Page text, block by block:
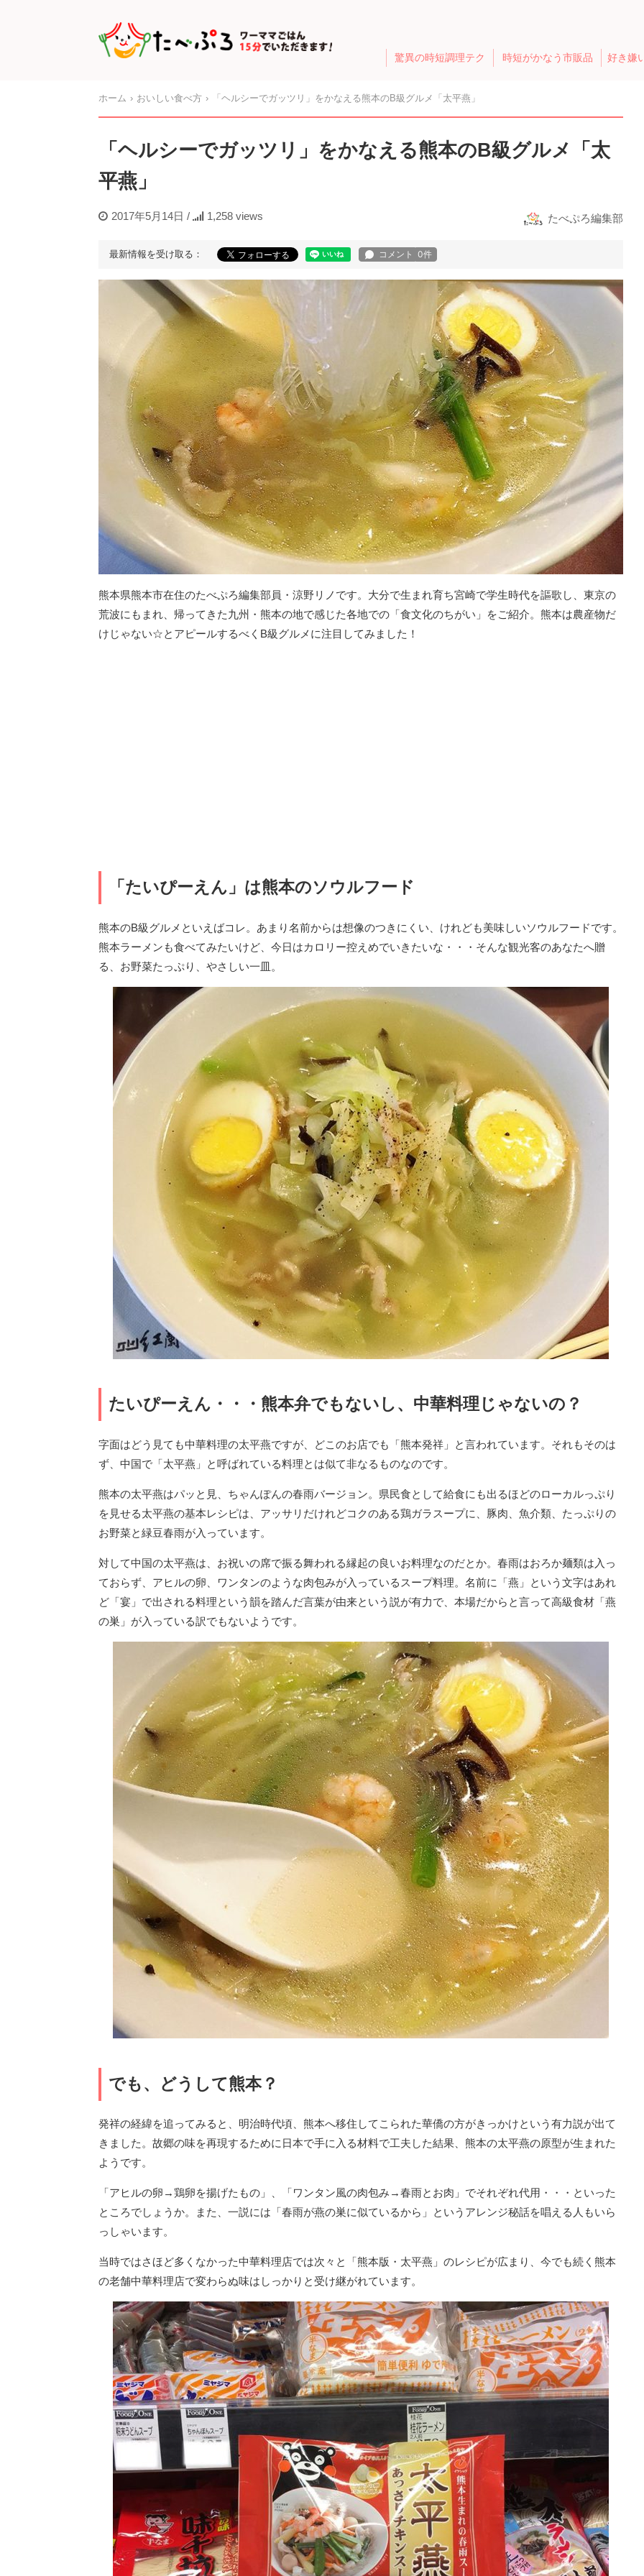
驚異の時短調理テク 時短がかなう市販品 好き嫌
ホーム おいしい食べ方 「ヘルシーでガッツリ」をかなえる熊本のB級グルメ「太平燕」
「ヘルシーでガッツリ」をかなえる熊本のB級グルメ「太
平燕」
2017年5月14日 / 1,258 views たべぷろ編集部
最新情報を受け取る：
熊本県熊本市在住のたべぷろ編集部員・涼野リノです。大分で生まれ育ち宮崎で学生時代を謳歌し、東京の
荒波にもまれ、帰ってきた九州・熊本の地で感じた各地での「食文化のちがい」をご紹介。熊本は農産物だ
けじゃない☆とアピールするべくB級グルメに注目してみました！
「たいぴーえん」は熊本のソウルフード
熊本のB級グルメといえばコレ。あまり名前からは想像のつきにくい、けれども美味しいソウルフードです。
熊本ラーメンも食べてみたいけど、今日はカロリー控えめでいきたいな・・・そんな観光客のあなたへ贈
る、お野菜たっぷり、やさしい一皿。
たいぴーえん・・・熊本弁でもないし、中華料理じゃないの？
字面はどう見ても中華料理の太平燕ですが、どこのお店でも「熊本発祥」と言われています。それもそのは
ず、中国で「太平燕」と呼ばれている料理とは似て非なるものなのです。
熊本の太平燕はパッと見、ちゃんぽんの春雨バージョン。県民食として給食にも出るほどのローカルっぷり
を見せる太平燕の基本レシピは、アッサリだけれどコクのある鶏ガラスープに、豚肉、魚介類、たっぷりの
お野菜と緑豆春雨が入っています。
対して中国の太平燕は、お祝いの席で振る舞われる縁起の良いお料理なのだとか。春雨はおろか麺類は入っ
ておらず、アヒルの卵、ワンタンのような肉包みが入っているスープ料理。名前に「燕」という文字はあれ
ど「宴」で出される料理という韻を踏んだ言葉が由来という説が有力で、本場だからと言って高級食材「燕
の巣」が入っている訳でもないようです。
でも、どうして熊本？
発祥の経緯を追ってみると、明治時代頃、熊本へ移住してこられた華僑の方がきっかけという有力説が出て
きました。故郷の味を再現するために日本で手に入る材料で工夫した結果、熊本の太平燕の原型が生まれた
ようです。
「アヒルの卵→鶏卵を揚げたもの」、「ワンタン風の肉包み→春雨とお肉」でそれぞれ代用・・・といった
ところでしょうか。また、一説には「春雨が燕の巣に似ているから」というアレンジ秘話を唱える人もいら
っしゃいます。
当時ではさほど多くなかった中華料理店では次々と「熊本版・太平燕」のレシピが広まり、今でも続く熊本
の老舗中華料理店で変わらぬ味はしっかりと受け継がれています。